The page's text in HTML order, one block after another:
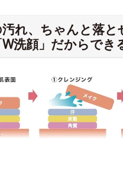
汚れ、ちゃんと落と
洗顔」だからでき